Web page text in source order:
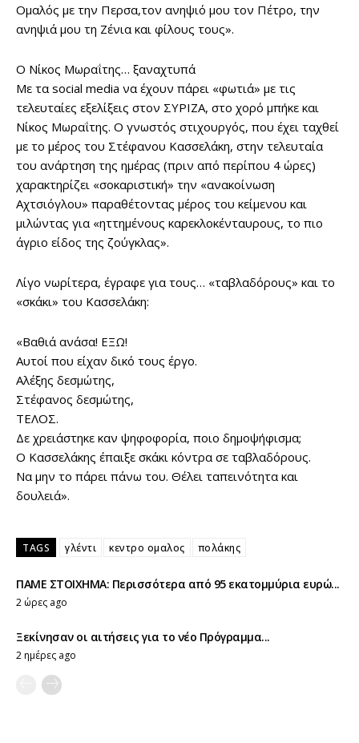
Ομαλός με την Περσα,τον ανηψιό μου τον Πέτρο, την
ανηψιά μου τη Ζένια και φίλους τους».
Ο Νίκος Μωραΐτης… ξαναχτυπά
Με τα social media να έχουν πάρει «φωτιά» με τις
τελευταίες εξελίξεις στον ΣΥΡΙΖΑ, στο χορό μπήκε και
Νίκος Μωραΐτης. Ο γνωστός στιχουργός, που έχει ταχθεί
με το μέρος του Στέφανου Κασσελάκη, στην τελευταία
του ανάρτηση της ημέρας (πριν από περίπου 4 ώρες)
χαρακτηρίζει «σοκαριστική» την «ανακοίνωση
Αχτσιόγλου» παραθέτοντας μέρος του κείμενου και
μιλώντας για «ηττημένους καρεκλοκένταυρους, το πιο
άγριο είδος της ζούγκλας».
Λίγο νωρίτερα, έγραφε για τους… «ταβλαδόρους» και το
«σκάκι» του Κασσελάκη:
«Βαθιά ανάσα! ΕΞΩ!
Αυτοί που είχαν δικό τους έργο.
Αλέξης δεσμώτης,
Στέφανος δεσμώτης,
ΤΕΛΟΣ.
Δε χρειάστηκε καν ψηφοφορία, ποιο δημοψήφισμα;
Ο Κασσελάκης έπαιξε σκάκι κόντρα σε ταβλαδόρους.
Να μην το πάρει πάνω του. Θέλει ταπεινότητα και
δουλειά».
TAGS γλέντι κεντρο ομαλος πολάκης
ΠΑΜΕ ΣΤΟΙΧΗΜΑ: Περισσότερα από 95 εκατομμύρια ευρώ...
2 ώρες ago
Ξεκίνησαν οι αιτήσεις για το νέο Πρόγραμμα...
2 ημέρες ago